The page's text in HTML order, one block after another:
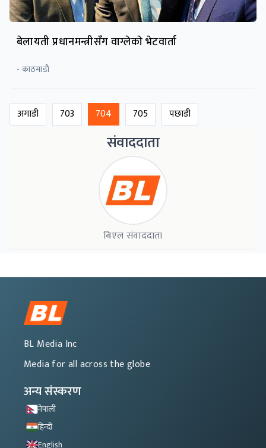
बेलायती प्रधानमन्त्रीसँग वाग्लेकाे भेटवार्ता
- काठमाडाैं
अगाडी 703 704 705 पछाडी
संवाददाता
बिएल संवाददाता
BL Media Inc
Media for all across the globe
अन्य संस्करण
नेपाली
हिन्दी
English